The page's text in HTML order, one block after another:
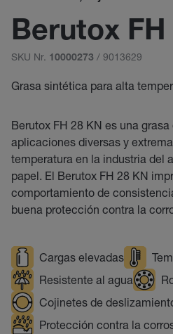
Berutox FH
SKU Nr. 10000273 / 9013629
Grasa sintética para alta
Berutox FH 28 KN es una
aplicaciones diversas y
temperatura en la industria del
papel. El Berutox FH 28 KN
comportamiento de
buena protección contra la
Cargas elevadas
Resistente al agua
Cojinetes de
Protección contra la